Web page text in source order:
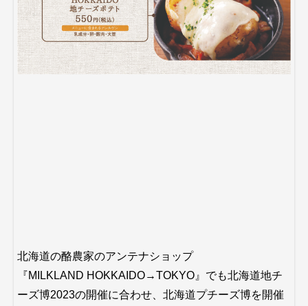
北海道の酪農家のアンテナショップ
『MILKLAND HOKKAIDO→TOKYO』でも北海道地チ
ーズ博2023の開催に合わせ、北海道プチーズ博を開催